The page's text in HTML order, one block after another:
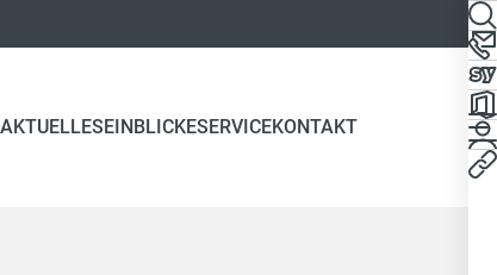
AKTUELLESEINBLICKESERVICEKONTAKT